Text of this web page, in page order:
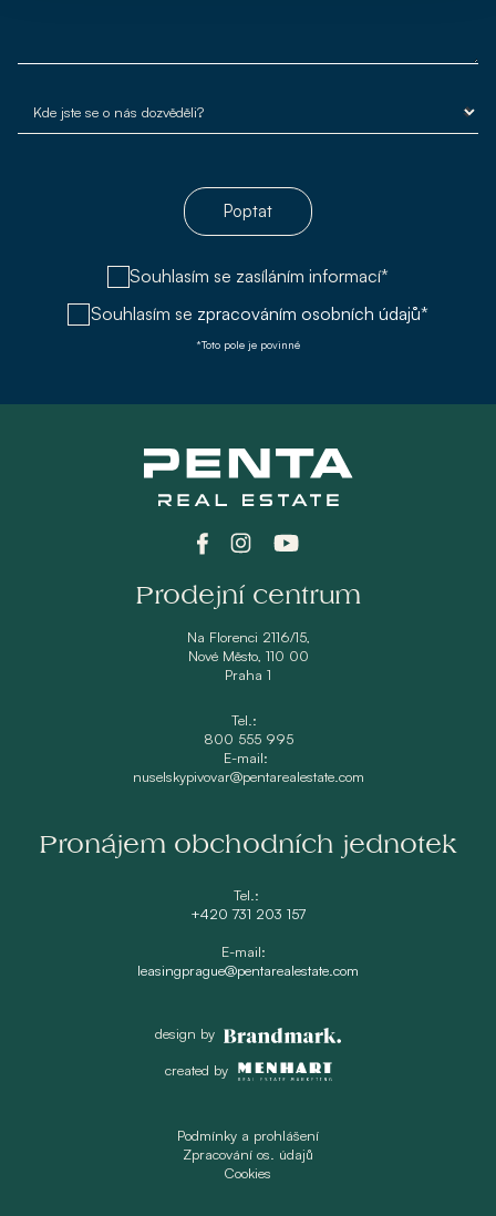
Poptat
Souhlasím se zasíláním informací*
Souhlasím se zpracováním osobních údajů*
*Toto pole je povinné
Prodejní centrum
Na Florenci 2116/15,
Nové Město, 110 00
Praha 1
Tel.:
800 555 995
E-mail:
nuselskypivovar@pentarealestate.com
Pronájem obchodních jednotek
Tel.:
+420 731 203 157
E-mail:
leasingprague@pentarealestate.com
design by
created by
Podmínky a prohlášení
Zpracování os. údajů
Cookies